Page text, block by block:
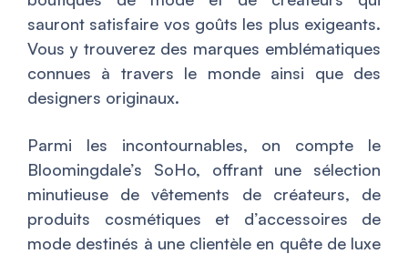
sauront satisfaire vos goûts les plus exigeants.
Vous y trouverez des marques emblématiques
connues à travers le monde ainsi que des
designers originaux.
Parmi les incontournables, on compte le
Bloomingdale’s SoHo, offrant une sélection
minutieuse de vêtements de créateurs, de
produits cosmétiques et d’accessoires de
mode destinés à une clientèle en quête de luxe